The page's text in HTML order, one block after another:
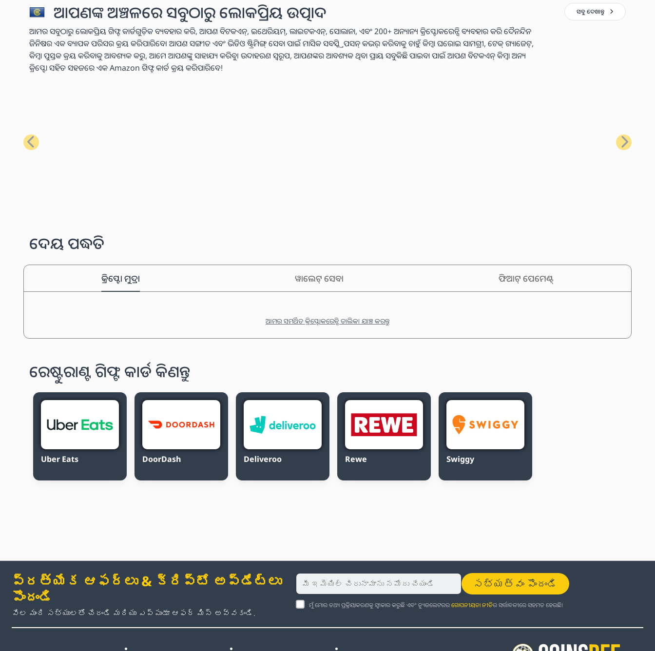
ଆପଣଙ୍କ ଅଞ୍ଚଳରେ ସବୁଠାରୁ ଲୋକପ୍ରିୟ ଉତ୍ପାଦ
ଆମର ସବୁଠାରୁ ଲୋକପ୍ରିୟ ଗିଫ୍ଟ କାର୍ଡଗୁଡ଼ିକ ବ୍ୟବହାର କରି, ଆପଣ ବିଟକଏନ୍, ଇଥେରିୟମ୍, ଲାଇଟକଏନ୍, ସୋଲାନା, ଏବଂ 200+ ଅନ୍ୟାନ୍ୟ କ୍ରିପ୍ଟୋକରେନ୍ସି ବ୍ୟବହାର କରି ଦୈନନ୍ଦିନ
ଜିନିଷର ଏକ ବ୍ୟାପକ ପରିସର କ୍ରୟ କରିପାରିବେ। ଆପଣ ସଙ୍ଗୀତ ଏବଂ ଭିଡିଓ ଷ୍ଟ୍ରିମିଙ୍ଗ୍ ସେବା ପାଇଁ ମାସିକ ସବସ୍କ୍ରିପସନ୍ କଭର୍ କରିବାକୁ ଚାହୁଁ କିମ୍ବା ଘରୋଇ ସାମଗ୍ରୀ, ଟେକ୍ ଗ୍ୟାଜେଟ୍,
କିମ୍ବା ପୁସ୍ତକ କ୍ରୟ କରିବାକୁ ଆବଶ୍ୟକ କରୁ, ଆମେ ଆପଣଙ୍କୁ ସାହାଯ୍ୟ କରିବୁ। ଉଦାହରଣ ସ୍ୱରୂପ, ଆପଣଙ୍କର ଆବଶ୍ୟକ ଥିବା ପ୍ରାୟ ସବୁକିଛି ପାଇବା ପାଇଁ ଆପଣ ବିଟକଏନ୍ କିମ୍ବା ଅନ୍ୟ
କ୍ରିପ୍ଟୋ ସହିତ ସହଜରେ ଏକ Amazon ଗିଫ୍ଟ କାର୍ଡ କ୍ରୟ କରିପାରିବେ!
ସବୁ ଦେଖାନ୍ତୁ
ପୂର୍ବ ପରବର୍ତ୍ତୀ
ଦେୟ ପଦ୍ଧତି
କ୍ରିପ୍ଟୋ ମୁଦ୍ରା ୱାଲେଟ୍ ସେବା ଫିଆଟ୍ ପେମେଣ୍ଟ୍
ଆମର ସମର୍ଥିତ କ୍ରିପ୍ଟୋକରେନ୍ସି ତାଲିକା ଯାଞ୍ଚ କରନ୍ତୁ
ରେଷ୍ଟୁରାଣ୍ଟ ଗିଫ୍ଟ କାର୍ଡ କିଣନ୍ତୁ
Uber Eats DoorDash Deliveroo Rewe Swiggy
ప్రత్యేక ఆఫర్లు & క్రిప్టో అప్‌డేట్‌లు
పొందండి
వేల మంది సభ్యులతో చేరండి మరియు ఎప్పుడూ ఆఫర్ మిస్ అవ్వకండి.
సభ్యత్వం పొందండి
ମୁଁ ମୋର ତଥ୍ୟ ପ୍ରକ୍ରିୟାକରଣକୁ ସ୍ୱୀକାର କରୁଛି ଏବଂ ନ୍ୟୁଜଲେଟରରଗୋପନୀୟତା ନୀତିର ସର୍ତ୍ତାବଳୀରେ ସହମତ ହେଉଛି।